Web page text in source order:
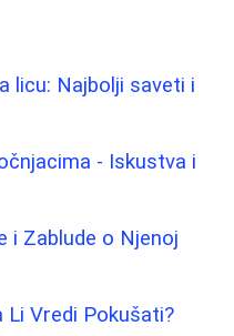
licu: Najbolji saveti i
- Iskustva i
i Zablude o Njenoj
Li Vredi Pokušati?